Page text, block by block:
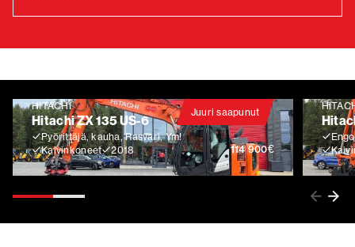
Juuri saapunut
HITACHI
Hitachi ZX 135 US-6
Pyörittäjä, kauha, Rasvari, Ym!
Kaivinkoneet
2018 114 900€